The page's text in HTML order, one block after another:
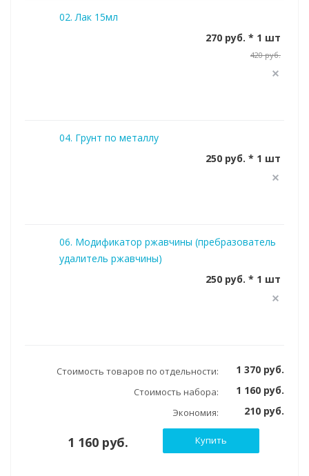
02. Лак 15мл
270 руб. * 1 шт
420 руб.
04. Грунт по металлу
250 руб. * 1 шт
06. Модификатор ржавчины (пребразователь
удалитель ржавчины)
250 руб. * 1 шт
Стоимость товаров по отдельности: 1 370 руб.
Стоимость набора: 1 160 руб.
Экономия: 210 руб.
1 160 руб. Купить